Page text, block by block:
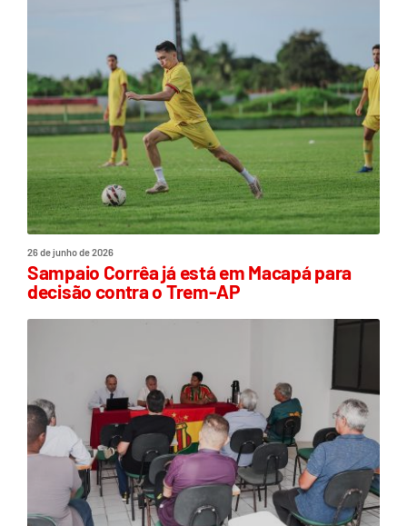
26 de junho de 2026
Sampaio Corrêa já está em Macapá para
decisão contra o Trem-AP